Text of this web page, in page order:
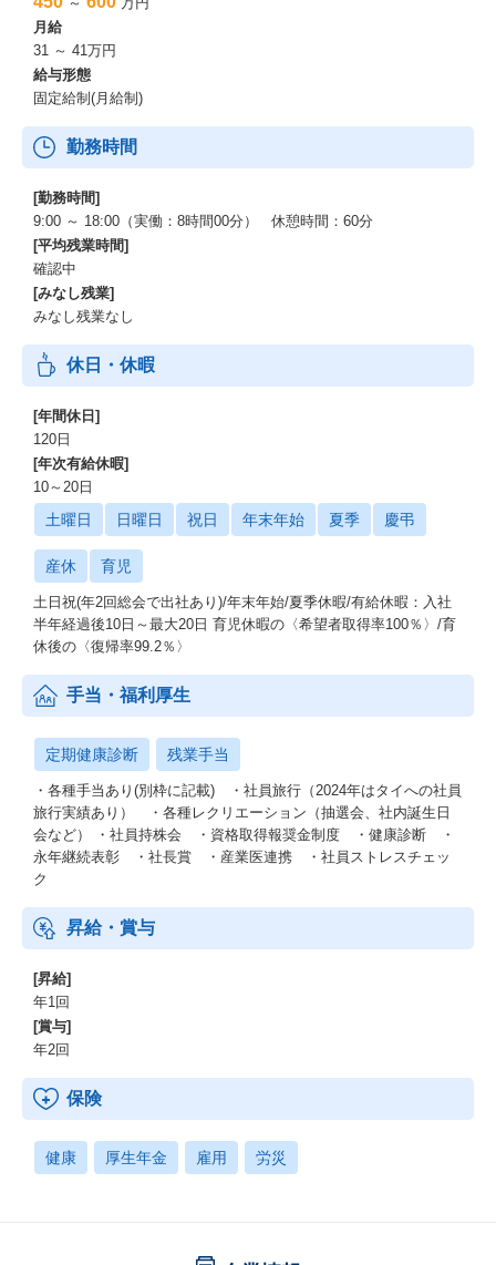
月給
31 ～ 41万円
給与形態
固定給制(月給制)
勤務時間
[勤務時間]
9:00 ～ 18:00（実働：8時間00分） 休憩時間：60分
[平均残業時間]
確認中
[みなし残業]
みなし残業なし
休日・休暇
[年間休日]
120日
[年次有給休暇]
10～20日
土曜日 日曜日 祝日 年末年始 夏季 慶弔
産休 育児
土日祝(年2回総会で出社あり)/年末年始/夏季休暇/有給休暇：入社
半年経過後10日～最大20日 育児休暇の〈希望者取得率100％〉/育
休後の〈復帰率99.2％〉
手当・福利厚生
定期健康診断 残業手当
・各種手当あり(別枠に記載) ・社員旅行（2024年はタイへの社員
旅行実績あり） ・各種レクリエーション（抽選会、社内誕生日
会など） ・社員持株会 ・資格取得報奨金制度 ・健康診断 ・
永年継続表彰 ・社長賞 ・産業医連携 ・社員ストレスチェッ
ク
昇給・賞与
[昇給]
年1回
[賞与]
年2回
保険
健康 厚生年金 雇用 労災